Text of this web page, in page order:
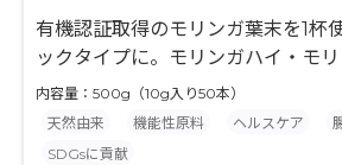
ク用途
有機認証取得のモリンガ葉末を1杯
ックタイプに。モリンガハイ・モ
ンクメニューにそのまま使える完成
ル・カフェでの採用に最適。
内容量：500g（10g入り50本）
天然由来
機能性原料 ヘルスケア
SDGsに貢献